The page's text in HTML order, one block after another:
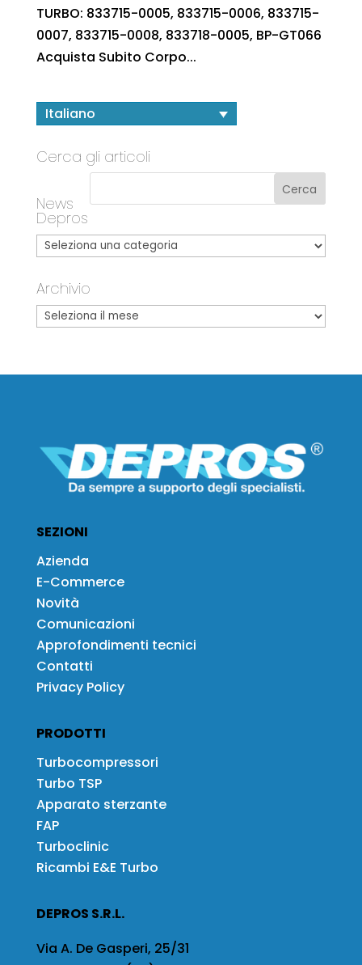
TURBO: 833715-0005, 833715-0006, 833715-
0007, 833715-0008, 833718-0005, BP-GT066
Acquista Subito Corpo...
Italiano
Cerca gli articoli
News
Depros
Archivio
SEZIONI
Azienda
E-Commerce
Novità
Comunicazioni
Approfondimenti tecnici
Contatti
Privacy Policy
PRODOTTI
Turbocompressori
Turbo TSP
Apparato sterzante
FAP
Turboclinic
Ricambi E&E Turbo
DEPROS S.R.L.
Via A. De Gasperi, 25/31